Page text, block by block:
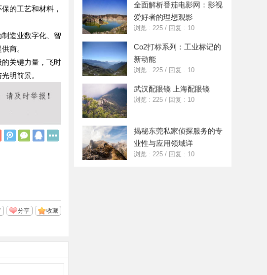
的工艺和材料，
造业数字化、智
商。
关键力量，飞时
明前景。
新
浪
腾
讯
微
信
Q
收藏
分享
全面解析番茄电影网：影视
爱好者的理想观影
浏览 : 225 / 回复 : 10
Co2打标系列：工业标记的
新动能
浏览 : 225 / 回复 : 10
武汉配眼镜 上海配眼镜
浏览 : 225 / 回复 : 10
揭秘东莞私家侦探服务的专
业性与应用领域详
浏览 : 225 / 回复 : 10